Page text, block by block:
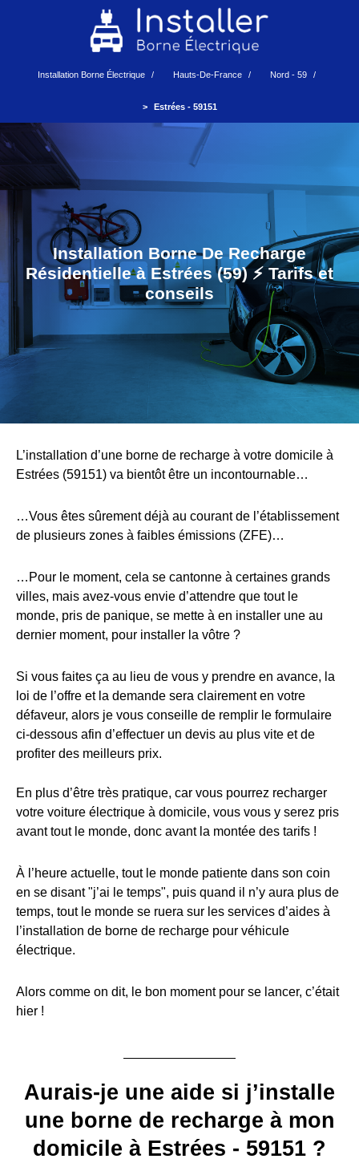
Installation Borne Électrique Hauts-De-France Nord - 59
Estrées - 59151
Installation Borne De Recharge
Résidentielle à Estrées (59) ⚡️ Tarifs et
conseils
L’installation d’une borne de recharge à votre domicile à
Estrées (59151) va bientôt être un incontournable…
…Vous êtes sûrement déjà au courant de l’établissement
de plusieurs zones à faibles émissions (ZFE)…
…Pour le moment, cela se cantonne à certaines grands
villes, mais avez-vous envie d’attendre que tout le
monde, pris de panique, se mette à en installer une au
dernier moment, pour installer la vôtre ?
Si vous faites ça au lieu de vous y prendre en avance, la
loi de l’offre et la demande sera clairement en votre
défaveur, alors je vous conseille de remplir le formulaire
ci-dessous afin d’effectuer un devis au plus vite et de
profiter des meilleurs prix.
En plus d’être très pratique, car vous pourrez recharger
votre voiture électrique à domicile, vous vous y serez pris
avant tout le monde, donc avant la montée des tarifs !
À l’heure actuelle, tout le monde patiente dans son coin
en se disant "j’ai le temps", puis quand il n’y aura plus de
temps, tout le monde se ruera sur les services d’aides à
l’installation de borne de recharge pour véhicule
électrique.
Alors comme on dit, le bon moment pour se lancer, c’était
hier !
Aurais-je une aide si j’installe
une borne de recharge à mon
domicile à Estrées - 59151 ?